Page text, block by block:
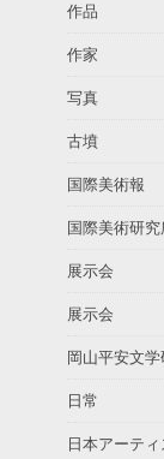
作品
作家
写真
古墳
国際美術報
国際美術研
展示会
展示会
岡山平安文学
日常
日本アーティ